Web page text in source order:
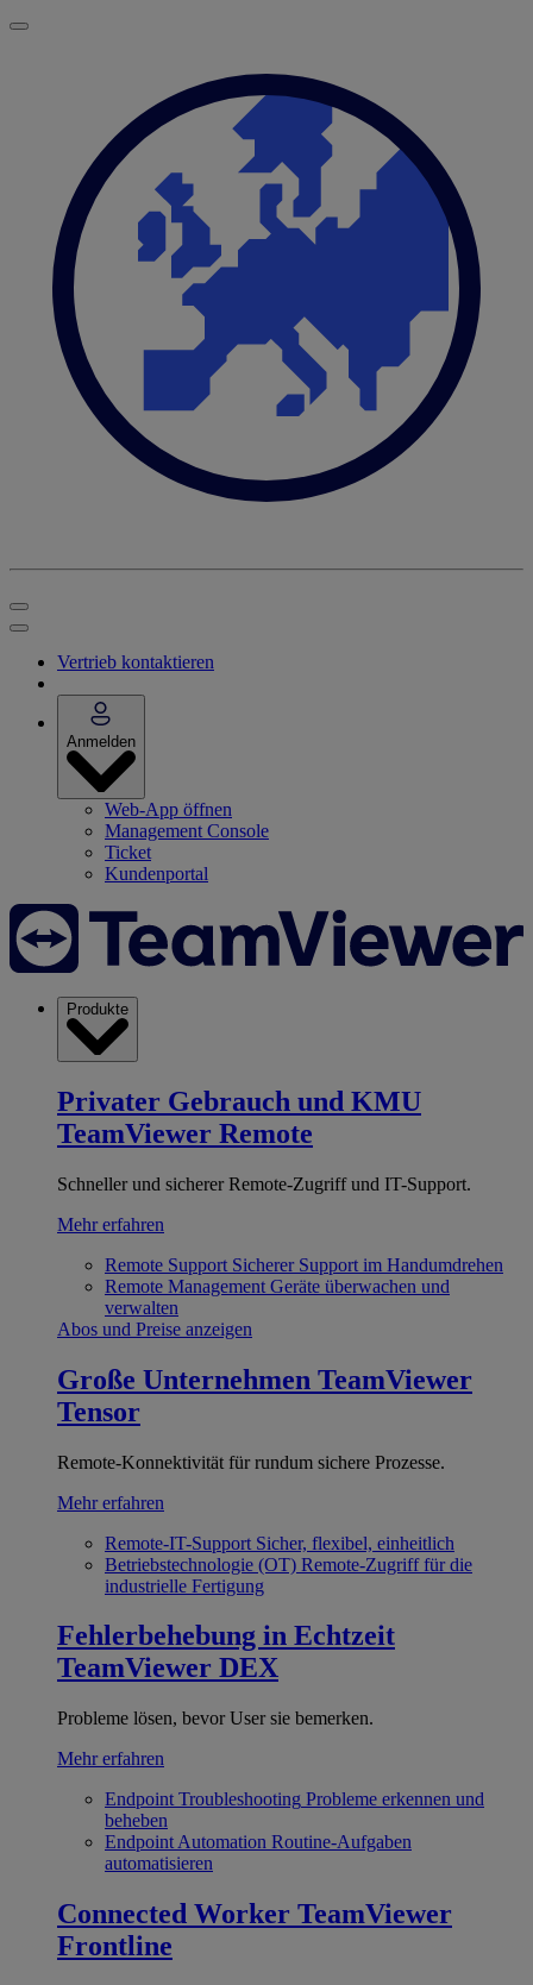
Vertrieb kontaktieren
Anmelden
Web-App öffnen
Management Console
Ticket
Kundenportal
Produkte
Privater Gebrauch und KMU
TeamViewer Remote
Schneller und sicherer Remote-Zugriff und IT-Support.
Mehr erfahren
Remote Support Sicherer Support im Handumdrehen
Remote Management Geräte überwachen und
verwalten
Abos und Preise anzeigen
Große Unternehmen TeamViewer
Tensor
Remote-Konnektivität für rundum sichere Prozesse.
Mehr erfahren
Remote-IT-Support Sicher, flexibel, einheitlich
Betriebstechnologie (OT) Remote-Zugriff für die
industrielle Fertigung
Fehlerbehebung in Echtzeit
TeamViewer DEX
Probleme lösen, bevor User sie bemerken.
Mehr erfahren
Endpoint Troubleshooting Probleme erkennen und
beheben
Endpoint Automation Routine-Aufgaben
automatisieren
Connected Worker TeamViewer
Frontline